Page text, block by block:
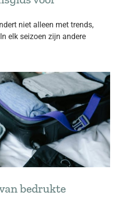
niet alleen met trends,
elk seizoen zijn andere
bedrukte